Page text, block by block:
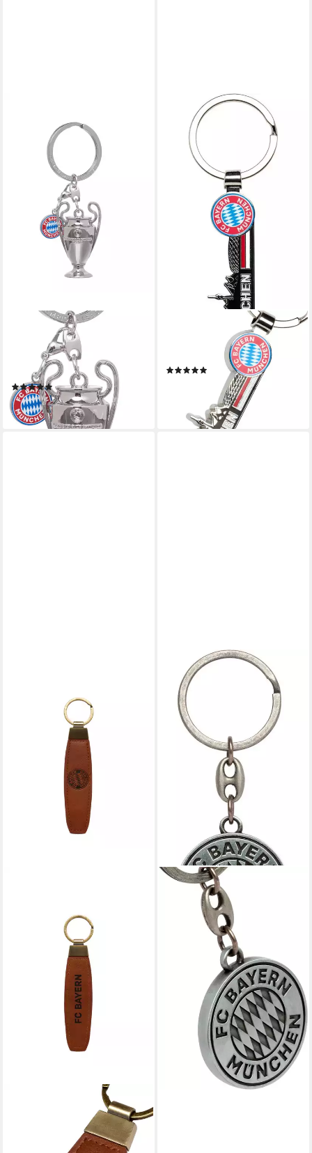
FC BAYERN MÜNCHEN
Schlüsselanhänger FC Bayern
München I Schlüsselanhänger
UCL Trophy I Silber
(1)
ab 14,95 €
lieferbar - in 2-3 Werktagen bei dir
FC BAYERN MÜNCHEN
Schlüsselanhänger
Schlüsselanhänger Skyline
lieferbar - in 7-9 Werktagen bei dir
FC BAYERN MÜNCHEN
Schlüsselanhänger FC Bayern
München Schlüsselanhänger
Leder Braun I Fußball
FC BAYERN MÜNCHEN
Schlüsselanhänger
Schlüsselanhänger Logo
lieferbar - in 7-9 Werktagen bei dir